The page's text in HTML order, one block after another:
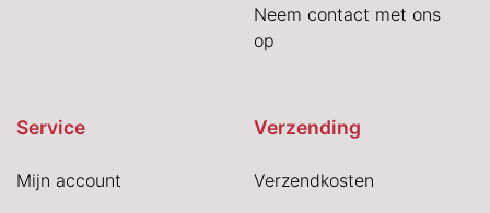
Neem contact met ons
op
Service
Mijn account
Verzending
Verzendkosten